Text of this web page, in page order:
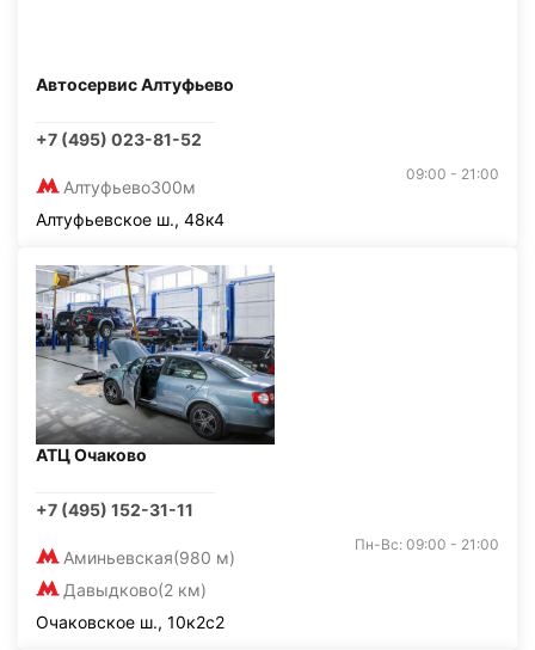
Автосервис Алтуфьево
+7 (495) 023-81-52
Алтуфьево300м
09:00 - 21:00
Алтуфьевское ш., 48к4
АТЦ Очаково
+7 (495) 152-31-11
Аминьевская(980 м)
Давыдково(2 км)
Пн-Вс: 09:00 - 21:00
Очаковское ш., 10к2с2